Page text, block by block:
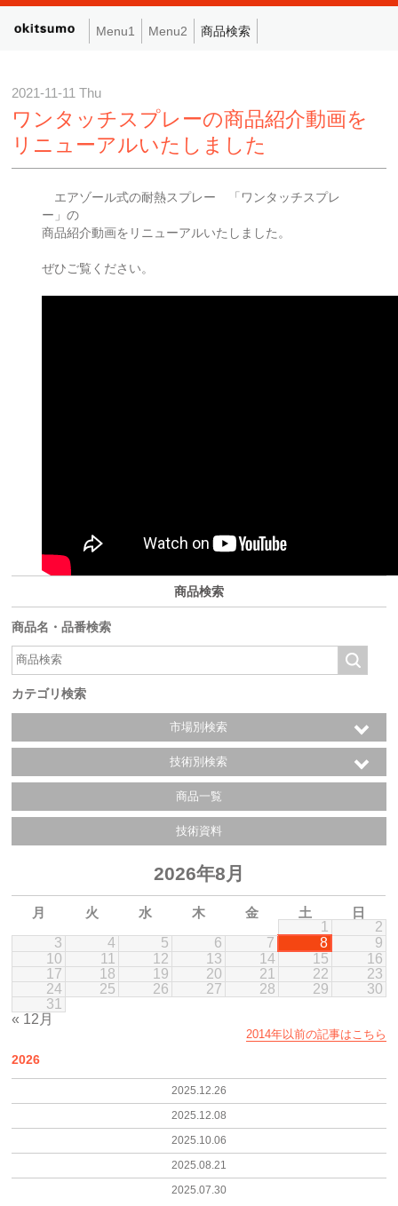
Menu1 Menu2 商品検索
2021-11-11 Thu
ワンタッチスプレーの商品紹介動画を
リニューアルいたしました
エアゾール式の耐熱スプレー 「ワンタッチスプレ
ー」の
商品紹介動画をリニューアルいたしました。
ぜひご覧ください。
商品検索
商品名・品番検索
カテゴリ検索
市場別検索
技術別検索
商品一覧
技術資料
2026年8月
月 火 水 木 金 土
日
1
2
3
4 5 6 7 8
9
10
11 12 13 14 15
16
17
18 19 20 21 22
23
24
25 26 27 28 29
30
31
« 12月
2014年以前の記事はこちら
2026
2025.12.26
2025.12.08
2025.10.06
2025.08.21
2025.07.30